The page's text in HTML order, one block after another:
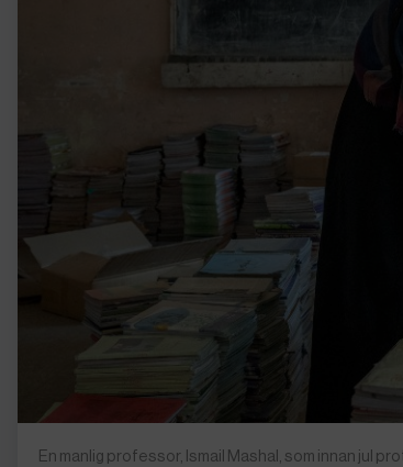
En manlig professor, Ismail Mashal, som innan jul